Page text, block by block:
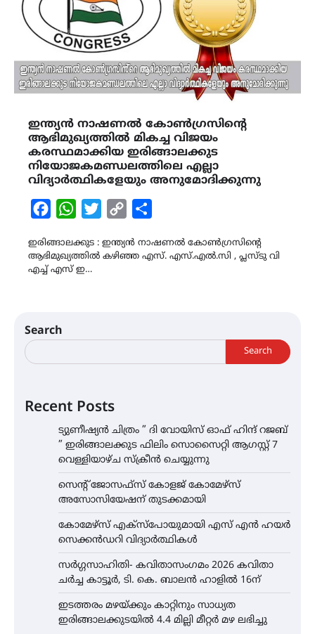
ഇന്ത്യൻ നാഷണൽ കോൺഗ്രസിൻ്റെ
ആഭിമുഖ്യത്തിൽ മികച്ച വിജയം
കരസ്ഥമാക്കിയ ഇരിങ്ങാലക്കുട
നിയോജകമണ്ഡലത്തിലെ എല്ലാ
വിദ്യാർത്ഥികളേയും അനുമോദിക്കുന്നു
FacebookWhatsAppTwitterCopy
ഇരിങ്ങാലക്കുട : ഇന്ത്യൻ നാഷണൽ കോൺഗ്രസിൻ്റെ
ആഭിമുഖ്യത്തിൽ കഴിഞ്ഞ എസ്. എസ്.എൽ.സി , പ്ലസ്ടു വി
എച്ച് എസ് ഇ…
Search
Search
Recent Posts
ട്യുണീഷ്യൻ ചിത്രം ” ദി വോയിസ് ഓഫ് ഹിന്ദ് റജബ്
” ഇരിങ്ങാലക്കുട ഫിലിം സൊസൈറ്റി ആഗസ്റ്റ് 7
വെള്ളിയാഴ്ച സ്‌ക്രീൻ ചെയ്യുന്നു
സെന്റ് ജോസഫ്സ് കോളജ് കോമേഴ്‌സ്
അസോസിയേഷന് തുടക്കമായി
കോമേഴ്സ് എക്സ്പോയുമായി എസ് എൻ ഹയർ
സെക്കൻഡറി വിദ്യാർത്ഥികൾ
സർഗ്ഗസാഹിതി- കവിതാസംഗമം 2026 കവിതാ
ചർച്ച കാട്ടൂർ, ടി. കെ. ബാലൻ ഹാളിൽ 16ന്
ഇടത്തരം മഴയ്ക്കും കാറ്റിനും സാധ്യത
ഇരിങ്ങാലക്കുടയിൽ 4.4 മില്ലി മീറ്റർ മഴ ലഭിച്ചു